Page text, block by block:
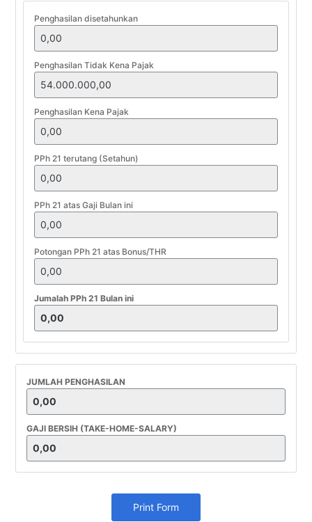
Penghasilan disetahunkan
Penghasilan Tidak Kena Pajak
Penghasilan Kena Pajak
PPh 21 terutang (Setahun)
PPh 21 atas Gaji Bulan ini
Potongan PPh 21 atas Bonus/THR
Jumalah PPh 21 Bulan ini
JUMLAH PENGHASILAN
GAJI BERSIH (TAKE-HOME-SALARY)